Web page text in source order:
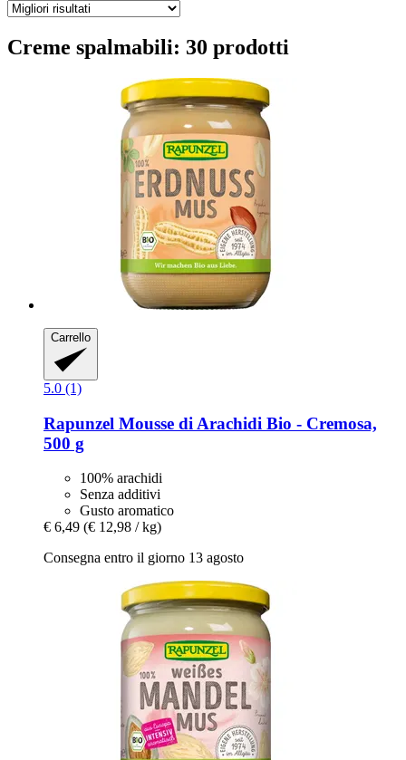
Creme spalmabili: 30 prodotti
Carrello
5.0 (1)
Rapunzel Mousse di Arachidi Bio -​ Cremosa,
500 g
100% arachidi
Senza additivi
Gusto aromatico
€ 6,49 (€ 12,98 / kg)
Consegna entro il giorno 13 agosto